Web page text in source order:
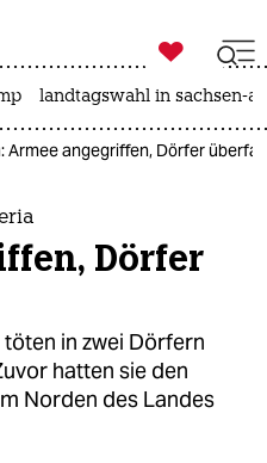
ich

taz zahl ich
landtagswahl in sachsen-
Armee angegriffen, Dörfer
Dörfer
in zwei Dörfern
hatten sie den
Norden des Landes